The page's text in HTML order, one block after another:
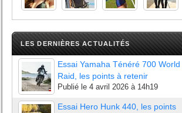
LES DERNIÈRES ACTUALITÉS
Essai Yamaha Ténéré 700 World
Raid, les points à retenir
Publié le 4 avril 2026 à 14h19
Essai Hero Hunk 440, les points